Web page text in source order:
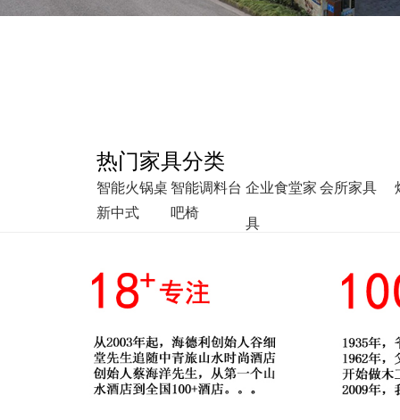
热门家具分类
智能火锅桌 智能调料台 企业食堂家
具
会所家具
新中式
吧椅